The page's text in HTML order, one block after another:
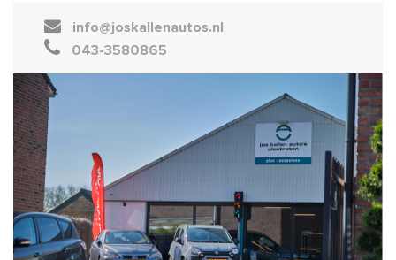
info@joskallenautos.nl
043-3580865